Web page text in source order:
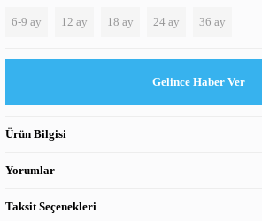
6-9 ay 12 ay 18 ay 24 ay 36 ay
Gelince Haber Ver
Ürün Bilgisi
Yorumlar
Taksit Seçenekleri